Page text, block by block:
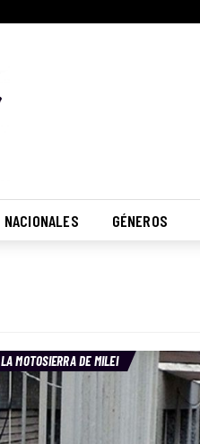
NACIONALES GÉNEROS
LA MOTOSIERRA DE MILEI